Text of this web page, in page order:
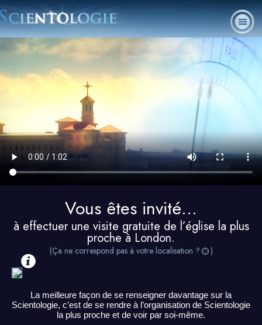
PARTAGER
L. Ron Hubbard
Qu’est-
ce que la
Scientologie ?
La
Scientologie
aujourd’hui
Cours en
ligne
Vous êtes invité...
à effectuer une visite gratuite de l’église la plus
proche à London.
(Ça ne correspond pas à votre localisation ? )
146 Queen Victoria Street
London, EC4V 4BY
La meilleure façon de se renseigner davantage sur la
Scientologie, c’est de se rendre à l’organisation de Scientologie
la plus proche et de voir par soi-même.